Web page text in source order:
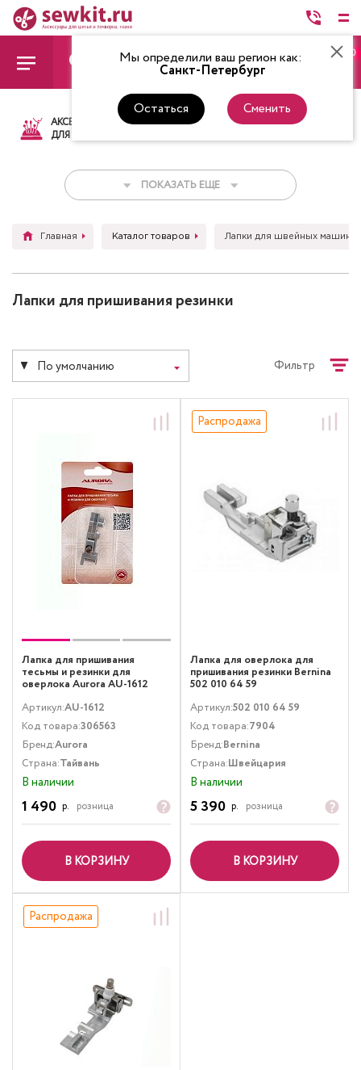
Мы определили ваш регион как:
Санкт-Петербург
Остаться Сменить
0
АКСЕССУАРЫ
ДЛЯ ШИТЬЯ
ТКАНИ НИТКИ
ПОКАЗАТЬ ЕЩЕ
Главная Каталог товаров Лапки для швейных машин
Лапки для пришивания резинки
По умолчанию Фильтр
Лапка для пришивания
тесьмы и резинки для
оверлока Aurora AU-1612
Артикул:AU-1612
Код товара:306563
Бренд:Aurora
Страна:Тайвань
В наличии
1 490 р. розница
В КОРЗИНУ
Распродажа
Лапка для оверлока для
пришивания резинки Bernina
502 010 64 59
Артикул:502 010 64 59
Код товара:7904
Бренд:Bernina
Страна:Швейцария
В наличии
5 390 р. розница
В КОРЗИНУ
Распродажа